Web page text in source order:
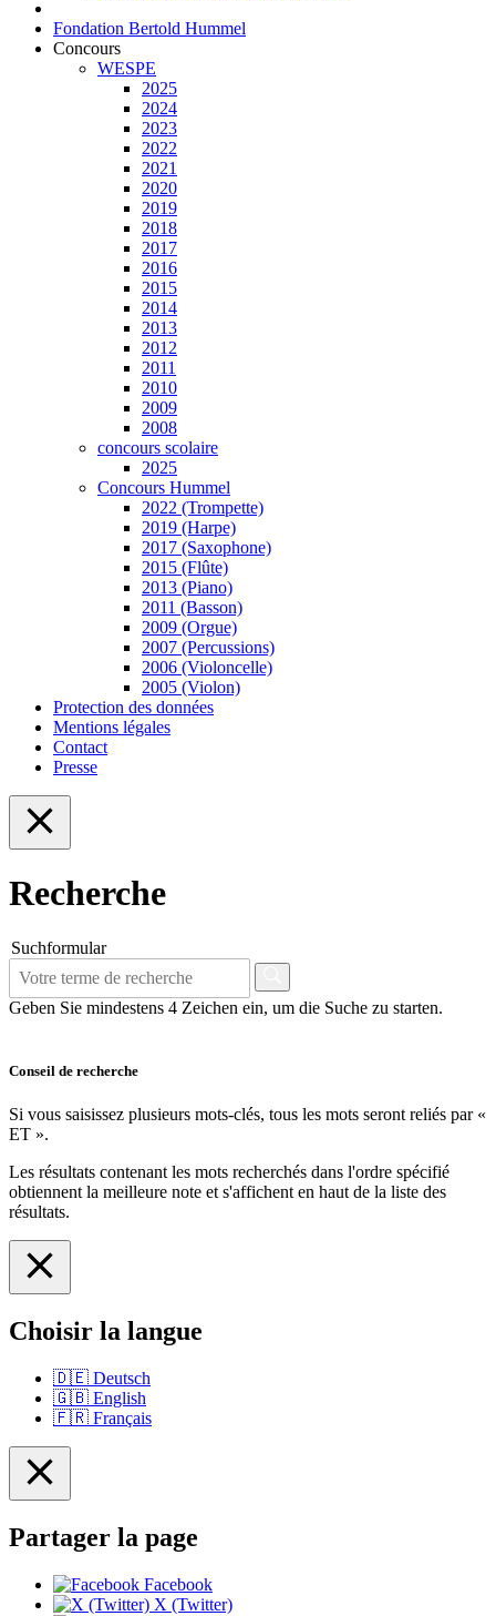
Fondation Bertold Hummel
Concours
WESPE
2025
2024
2023
2022
2021
2020
2019
2018
2017
2016
2015
2014
2013
2012
2011
2010
2009
2008
concours scolaire
2025
Concours Hummel
2022 (Trompette)
2019 (Harpe)
2017 (Saxophone)
2015 (Flûte)
2013 (Piano)
2011 (Basson)
2009 (Orgue)
2007 (Percussions)
2006 (Violoncelle)
2005 (Violon)
Protection des données
Mentions légales
Contact
Presse
Recherche
Suchformular
Geben Sie mindestens 4 Zeichen ein, um die Suche zu starten.
Conseil de recherche
Si vous saisissez plusieurs mots-clés, tous les mots seront reliés par «
ET ».
Les résultats contenant les mots recherchés dans l'ordre spécifié
obtiennent la meilleure note et s'affichent en haut de la liste des
résultats.
Choisir la langue
🇩🇪 Deutsch
🇬🇧 English
🇫🇷 Français
Partager la page
Facebook
X (Twitter)